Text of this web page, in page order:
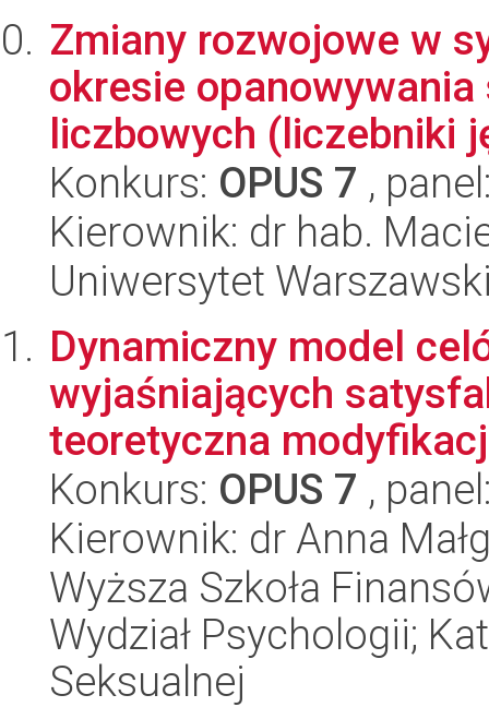
Zmiany rozwojowe w
okresie
liczbowych (liczebniki
Konkurs: OPUS 7 ,
Kierownik: dr hab.
Uniwersytet
Dynamiczny model
wyjaśniających
teoretyczna
Konkurs: OPUS 7 ,
Kierownik: dr Anna
Wyższa Szkoła
Wydział Psychologii;
Seksualnej